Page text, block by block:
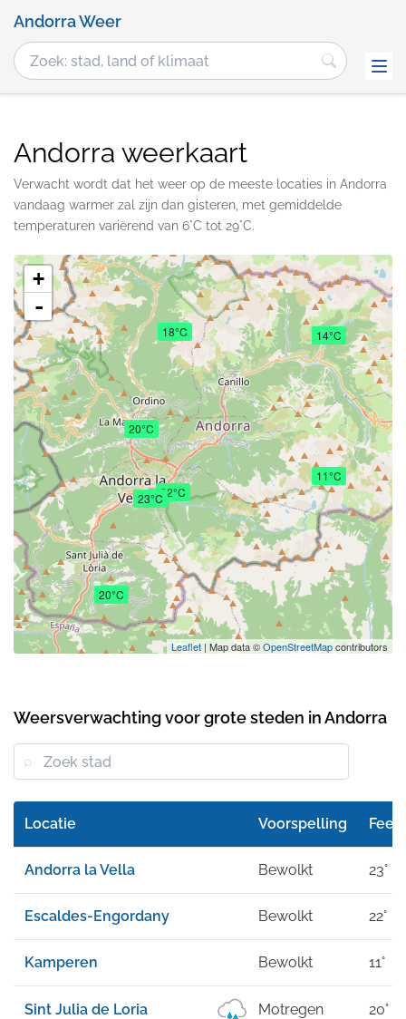
Andorra Weer
Andorra weerkaart
Verwacht wordt dat het weer op de meeste locaties in Andorra
vandaag warmer zal zijn dan gisteren, met gemiddelde
temperaturen variërend van 6°C tot 29°C.
23°C22°C
11°C
20°C
20°C
14°C
18°C
+
-
Leaflet | Map data ©OpenStreetMapcontributors
Weersverwachting voor grote steden in Andorra
Locatie Voorspelling Feel
Andorra la Vella Bewolkt 23°
Escaldes-Engordany Bewolkt 22°
Kamperen Bewolkt 11°
Sint Julia de Loria Motregen 20°